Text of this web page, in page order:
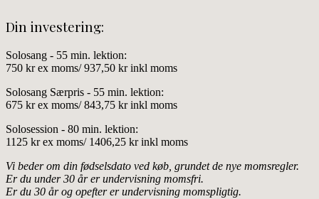
Din investering:
Solosang - 55 min. lektion:
750 kr ex moms/ 937,50 kr inkl moms
Solosang Særpris - 55 min. lektion:
675 kr ex moms/ 843,75 kr inkl moms
Solosession - 80 min. lektion:
1125 kr ex moms/ 1406,25 kr inkl moms
Vi beder om din fødselsdato ved køb, grundet de nye momsregler.
Er du under 30 år er undervisning momsfri.
Er du 30 år og opefter er undervisning momspligtig.